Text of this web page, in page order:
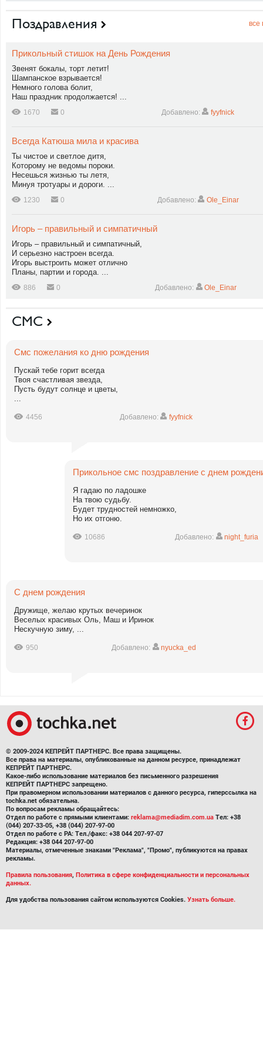
Поздравления все
Прикольный стишок на День Рождения
Звенят бокалы, торт летит!
Шампанское взрывается!
Немного голова болит,
Наш праздник продолжается! ...
1670 0 Добавлено: fyyfnick
Всегда Катюша мила и красива
Ты чистое и светлое дитя,
Которому не ведомы пороки.
Несешься жизнью ты летя,
Минуя тротуары и дороги. ...
1230 0 Добавлено: Ole_Einar
Игорь – правильный и симпатичный
Игорь – правильный и симпатичный,
И серьезно настроен всегда.
Игорь выстроить может отлично
Планы, партии и города. ...
886 0 Добавлено: Ole_Einar
СМС
Смс пожелания ко дню рождения
Пускай тебе горит всегда
Твоя счастливая звезда,
Пусть будут солнце и цветы,
...
4456 Добавлено: fyyfnick
Прикольное смс поздравление с днем
Я гадаю по ладошке
На твою судьбу.
Будет трудностей немножко,
Но их отгоню.
10686 Добавлено: night_furia
С днем рождения
Дружище, желаю крутых вечеринок
Веселых красивых Оль, Маш и Иринок
Нескучную зиму, ...
950 Добавлено: nyucka_ed
© 2009-2024 КЕПРЕЙТ ПАРТНЕРС. Все права защищены.
Все права на материалы, опубликованные на данном ресурсе, принадлежат
КЕПРЕЙТ ПАРТНЕРС.
Какое-либо использование материалов без письменного разрешения
КЕПРЕЙТ ПАРТНЕРС запрещено.
При правомерном использовании материалов с данного ресурса, гиперссылка на
tochka.net обязательна.
По вопросам рекламы обращайтесь:
Отдел по работе с прямыми клиентами: reklama@mediadim.com.ua Тел: +38
(044) 207-33-05, +38 (044) 207-97-00
Отдел по работе с РА: Тел./факс: +38 044 207-97-07
Редакция: +38 044 207-97-00
Материалы, отмеченные знаками "Реклама", "Промо", публикуются на правах
рекламы.
Правила пользования, Политика в сфере конфиденциальности и персональных
данных.
Для удобства пользования сайтом используются Cookies. Узнать больше.